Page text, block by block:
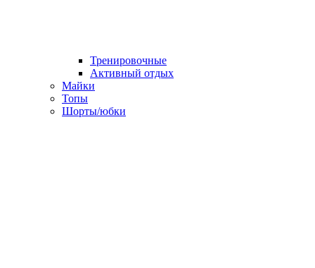
Тренировочные
Активный отдых
Майки
Топы
Шорты/юбки